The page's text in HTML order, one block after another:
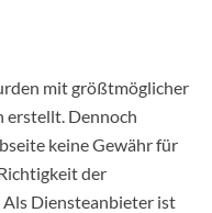
mit größtmöglicher
erstellt. Dennoch
keine Gewähr für
der
Diensteanbieter ist